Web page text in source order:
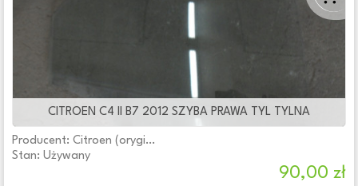
CITROEN C4 II B7 2012 SZYBA PRAWA TYL TYLNA
Producent: Citroen (oryginalne OE)
Stan: Używany
90,00 zł